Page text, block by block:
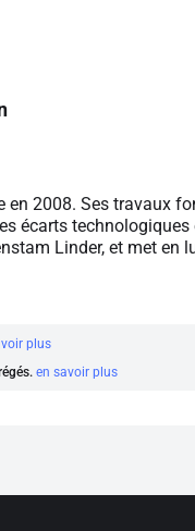
2008. Ses travaux
écarts technologiques
Linder, et met en
plus
en savoir plus